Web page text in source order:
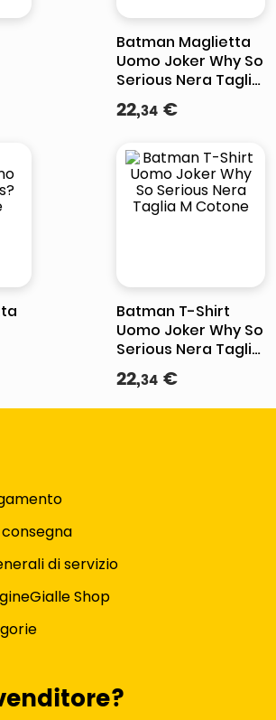
Batman Maglietta
Uomo Joker Why So
Serious Nera Taglia
L
22,34 €
Batman T-Shirt
Uomo Joker Why So
Serious Nera Taglia
M Cotone
22,34 €
di servizio
Shop